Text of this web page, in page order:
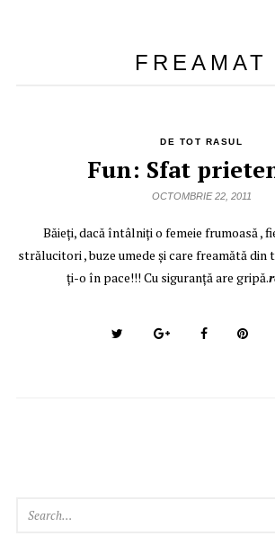
FREAMAT
DE TOT RASUL
Fun: Sfat
OCTOMBRIE 22, 2011
Băieţi, dacă întâlniţi o femeie frumoasă ,
strălucitori , buze umede şi care freamătă din
ţi-o în pace!!! Cu siguranţă are gripă.